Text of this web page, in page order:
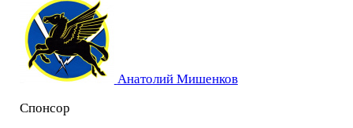
Анатолий Мишенков
Спонсор